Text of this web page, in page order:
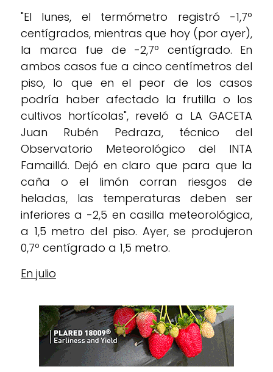
"El lunes, el termómetro registró -1,7º
centígrados, mientras que hoy (por ayer),
la marca fue de -2,7º centígrado. En
ambos casos fue a cinco centímetros del
piso, lo que en el peor de los casos
podría haber afectado la frutilla o los
cultivos hortícolas", reveló a LA GACETA
Juan Rubén Pedraza, técnico del
Observatorio Meteorológico del INTA
Famaillá. Dejó en claro que para que la
caña o el limón corran riesgos de
heladas, las temperaturas deben ser
inferiores a -2,5 en casilla meteorológica,
a 1,5 metro del piso. Ayer, se produjeron
0,7º centígrado a 1,5 metro.
En julio